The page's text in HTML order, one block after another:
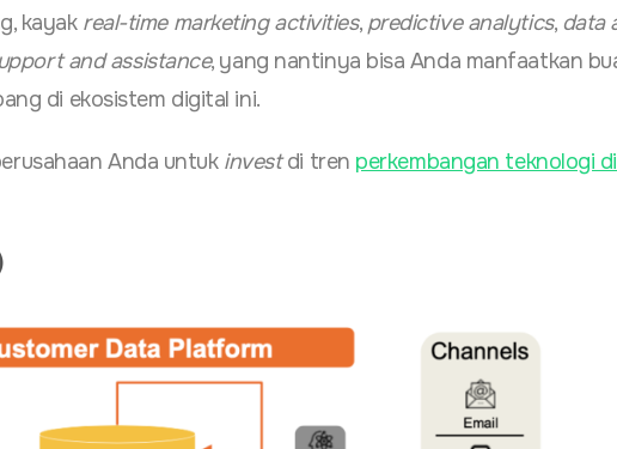
kayak real-time marketing activities, predictive analytics, data
and assistance, yang nantinya bisa Anda manfaatkan
di ekosistem digital ini.
Anda untuk investdi tren perkembangan teknologi